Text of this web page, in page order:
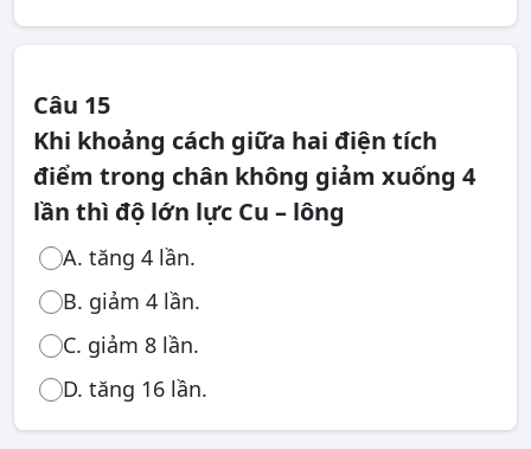
Câu 15
Khi khoảng cách giữa hai điện tích
điểm trong chân không giảm xuống 4
lần thì độ lớn lực Cu – lông
A. tăng 4 lần.
B. giảm 4 lần.
C. giảm 8 lần.
D. tăng 16 lần.